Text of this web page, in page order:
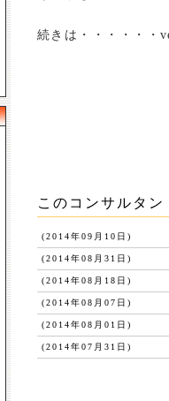
続きは・・・・・・
このコンサルタ
(2014年09月10日)
(2014年08月31日)
(2014年08月18日)
(2014年08月07日)
(2014年08月01日)
(2014年07月31日)